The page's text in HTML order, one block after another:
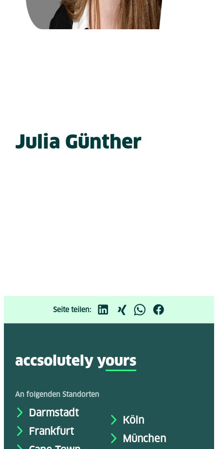
Julia Günther
Seite teilen:
accsolutely yours
An folgenden Standorten
Darmstadt
Frankfurt
Köln
München